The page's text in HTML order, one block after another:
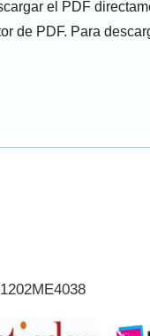
el PDF
de PDF. Para